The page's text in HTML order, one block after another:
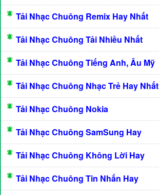
Tải Nhạc Chuông Remix Hay Nhất
Tải Nhạc Chuông Tải Nhiều Nhất
Tải Nhạc Chuông Tiếng Anh, Âu Mỹ
Tải Nhạc Chuông Nhạc Trẻ Hay Nhất
Tải Nhạc Chuông Nokia
Tải Nhạc Chuông SamSung Hay
Tải Nhạc Chuông Không Lời Hay
Tải Nhạc Chuông Tin Nhắn Hay